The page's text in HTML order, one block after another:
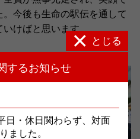
するお知らせ
とじる
日・休日関わらず、対面
ました。
今後も生命の駅伝を通して
いけばと思います。